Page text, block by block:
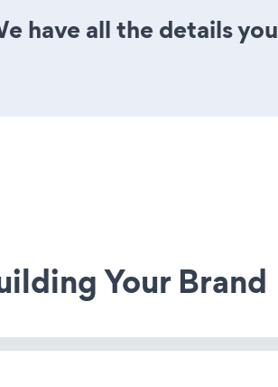
have all the details you
Your Brand